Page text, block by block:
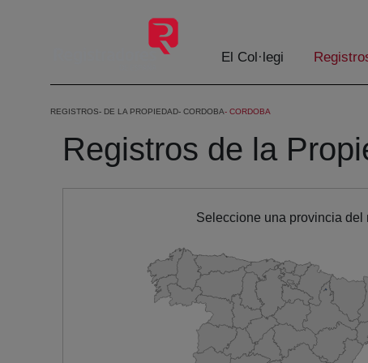
Salta al contingut principal
El Col·legi
REGISTROS DE LA PROPIEDAD CORDOBA CORDOBA
Registros de la
Seleccione una provincia del